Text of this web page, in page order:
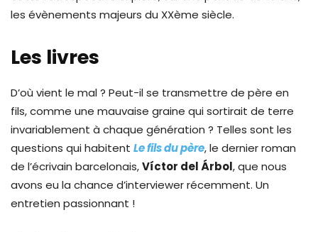
les évènements majeurs du XXème siècle.
Les livres
D’où vient le mal ? Peut-il se transmettre de père en
fils, comme une mauvaise graine qui sortirait de terre
invariablement à chaque génération ? Telles sont les
questions qui habitent Le fils du père, le dernier roman
de l’écrivain barcelonais,Víctor del Árbol, que nous
avons eu la chance d’interviewer récemment. Un
entretien passionnant !